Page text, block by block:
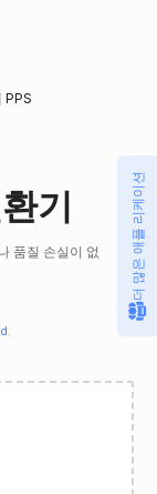
PPS
기
품질 손실이 없
.
더 많은 애플 리케이션